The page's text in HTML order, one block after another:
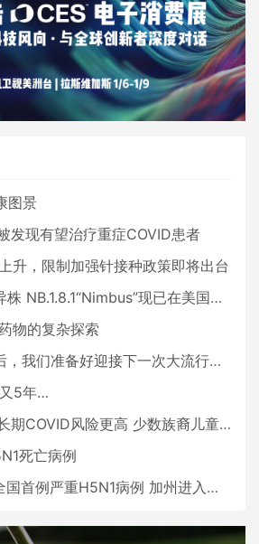
图景
发现有望治疗重症COVID患者
升，限制加强针接种政策即将出台
现已在美国占据主导地位
物的复杂探索
我们准备好迎接下一次大流行了吗？
5年…
COVID风险更高 少数族裔儿童存在差异
死亡病例
例严重H5N1病例 加州进入紧急状态